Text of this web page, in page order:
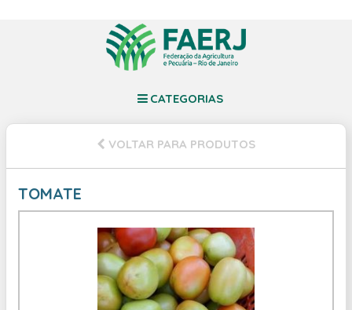
CATEGORIAS
VOLTAR PARA PRODUTOS
TOMATE